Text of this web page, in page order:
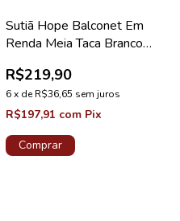
Sutiã Hope Balconet Em
Renda Meia Taca Branco
R$219,90
6x deR$36,65 sem juros
R$197,91 com Pix
Comprar